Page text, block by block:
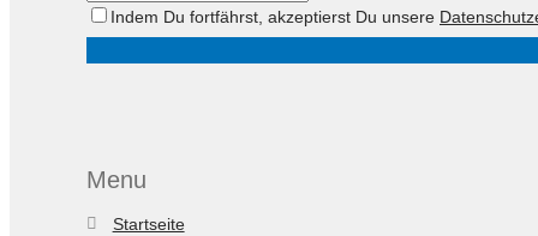
Indem Du fortfährst, akzeptierst Du unsere
Menu
Startseite